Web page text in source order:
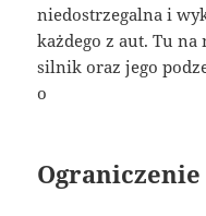
niedostrzegalna i
każdego z aut. Tu
silnik oraz jego
o